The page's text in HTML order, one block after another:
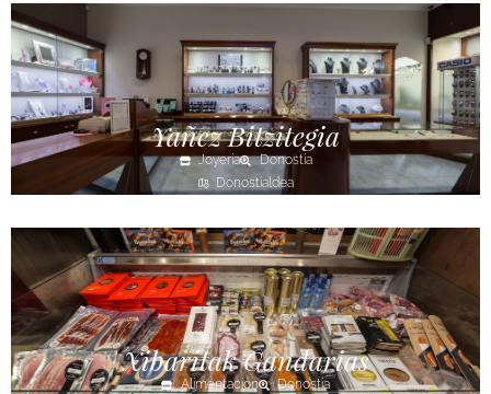
Yañez Bitzitegia
Joyería
Donostia
Donostialdea
Xibaritak Gandarias
Alimentación
Donostia